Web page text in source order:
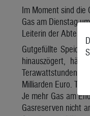
Im Moment sind die
Gas am Dienstag
Leiterin der
Gutgefüllte
hinauszögert,
Terawattstunden
Milliarden Euro.
Je mehr Gas am
Gasreserven nicht